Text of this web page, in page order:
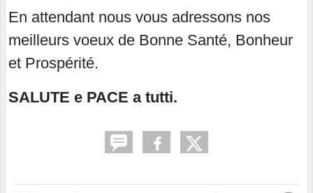
En attendant nous vous adressons nos
meilleurs voeux de Bonne Santé, Bonheur
et Prospérité.
SALUTE e PACE a tutti.